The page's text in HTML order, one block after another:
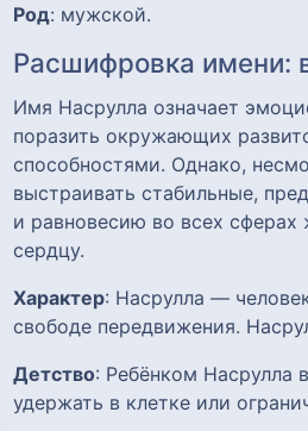
Род: мужской.
Расшифровка имени:
Имя Насрулла означает
поразить окружающих
способностями. Однако,
выстраивать стабильные,
и равновесию во всех сферах
сердцу.
Характер: Насрулла —
свободе передвижения.
Детство: Ребёнком Насрулла
удержать в клетке или